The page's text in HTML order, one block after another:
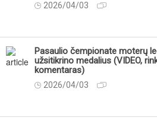
2026/04/03
Pasaulio čempionate moterų
užsitikrino medalius (VIDEO,
komentaras)
2026/04/03